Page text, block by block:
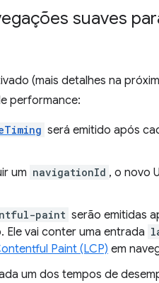
suaves
(mais detalhes na
performance:
será emitido após
um navigationId , o novo
paint serão emitidas
vai conter uma entrada
Paint (LCP) em
um dos tempos de